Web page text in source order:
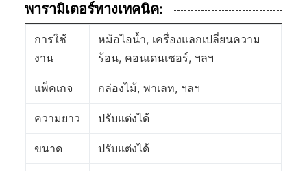
พารามิเตอร์ทางเทคนิค:
การใช้
งาน
หม้อไอน้ำ, เครื่องแลกเปลี่ยนความ
ร้อน, คอนเดนเซอร์, ฯลฯ
แพ็คเกจ กล่องไม้, พาเลท, ฯลฯ
ความยาว ปรับแต่งได้
ขนาด ปรับแต่งได้